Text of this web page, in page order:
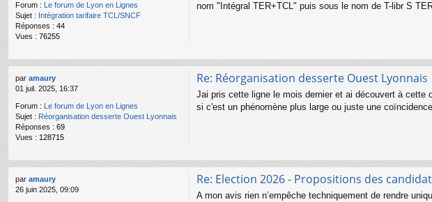
Forum : Le forum de Lyon en Lignes
Sujet : Intégration tarifaire TCL/SNCF
Réponses : 44
Vues : 76255
nom "Intégral TER+TCL" puis sous le nom de T-libr S
par amaury
01 juil. 2025, 16:37
Forum : Le forum de Lyon en Lignes
Sujet : Réorganisation desserte Ouest Lyonnais
Réponses : 69
Vues : 128715
Re: Réorganisation desserte Ouest Lyonnais
Jai pris cette ligne le mois dernier et ai découvert à cette
si c'est un phénomène plus large ou juste une
par amaury
26 juin 2025, 09:09
Re: Election 2026 - Propositions des
A mon avis rien n’empêche techniquement de rendre